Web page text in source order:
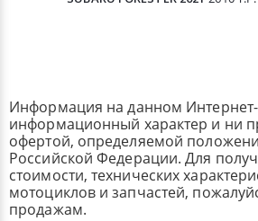
Информация на данном
информационный характер и ни
офертой, определяемой
Российской Федерации. Для
стоимости, технических
мотоциклов и запчастей,
продажам.